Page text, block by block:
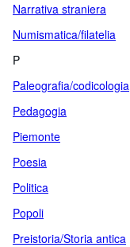
Narrativa straniera
Numismatica/filatelia
P
Paleografia/codicologia
Pedagogia
Piemonte
Poesia
Politica
Popoli
Preistoria/Storia antica